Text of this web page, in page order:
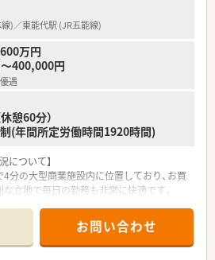
)／東能代駅 (JR五能線)
万円
400,000円
遇
憩60分）
(年間所定労働時間1920時間)
について】
分の大型商業施設内に位置しており、お買
立地で毎日の勤務も非常に快適です。
い薬の知識を習得することが可能です。
務2名の体制を整えており、一人ひとりの
丁寧な服薬指導を行える環境です。
お問い合わせ